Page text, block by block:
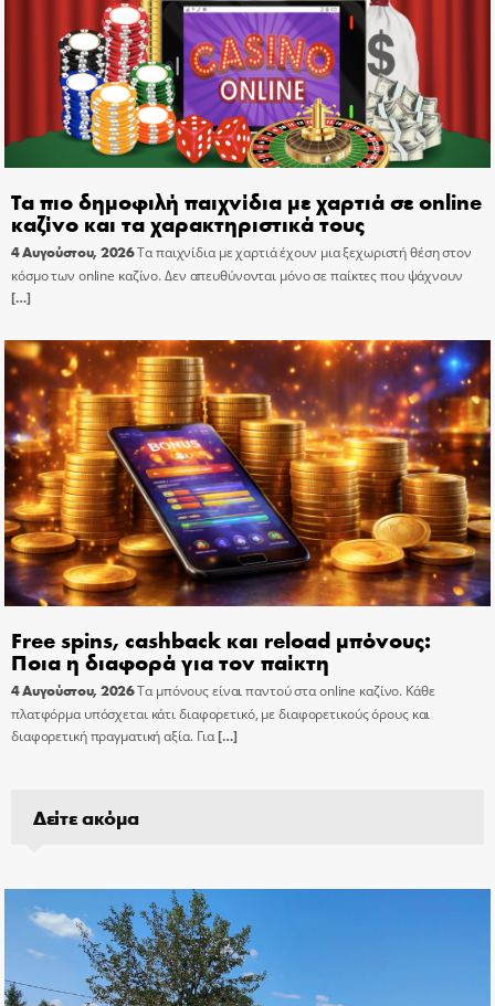
Τα πιο δημοφιλή παιχνίδια με χαρτιά σε online
καζίνο και τα χαρακτηριστικά τους
4 Αυγούστου, 2026Τα παιχνίδια με χαρτιά έχουν μια ξεχωριστή θέση στον
κόσμο των online καζίνο. Δεν απευθύνονται μόνο σε παίκτες που ψάχνουν
[…]
Free spins, cashback και reload μπόνους:
Ποια η διαφορά για τον παίκτη
4 Αυγούστου, 2026Τα μπόνους είναι παντού στα online καζίνο. Κάθε
πλατφόρμα υπόσχεται κάτι διαφορετικό, με διαφορετικούς όρους και
διαφορετική πραγματική αξία. Για[…]
Δείτε ακόμα